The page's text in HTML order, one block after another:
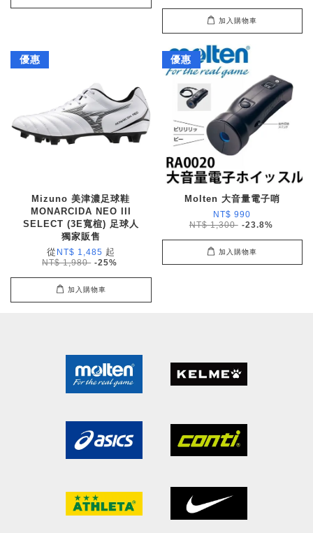
加入購物車
優惠
Mizuno 美津濃足球鞋
MONARCIDA NEO III
SELECT (3E寬楦) 足球人
獨家販售
從 NT$ 1,485 起
NT$ 1,980 -25%
加入購物車
優惠
Molten 大音量電子哨
NT$ 990
NT$ 1,300 -23.8%
加入購物車